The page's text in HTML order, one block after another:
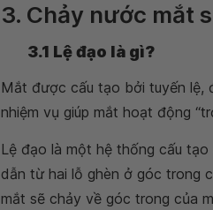
3. Chảy nước mắt
3.1 Lệ đạo là gì?
Mắt được cấu tạo bởi tuyến lệ,
nhiệm vụ giúp mắt hoạt động
Lệ đạo là một hệ thống cấu
dẫn từ hai lỗ ghèn ở góc trong
mắt sẽ chảy về góc trong của